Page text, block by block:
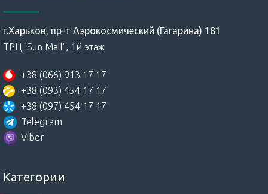
г.Харьков, пр-т Аэрокосмический (Гагарина) 181
ТРЦ "Sun Mall", 1й этаж
+38 (066) 913 17 17
+38 (093) 454 17 17
+38 (097) 454 17 17
Telegram
Viber
Категории